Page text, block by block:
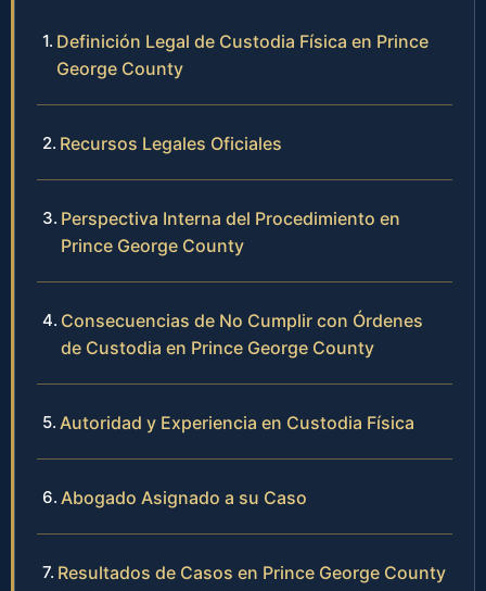
Definición Legal de Custodia Física en Prince
George County
Recursos Legales Oficiales
Perspectiva Interna del Procedimiento en
Prince George County
Consecuencias de No Cumplir con Órdenes
de Custodia en Prince George County
Autoridad y Experiencia en Custodia Física
Abogado Asignado a su Caso
Resultados de Casos en Prince George County